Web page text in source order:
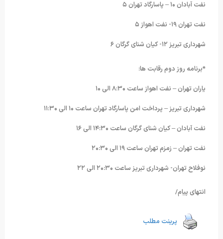
نفت آبادان ۱۰ – پاسارگاد تهران ۵
نفت تهران ۱۹- نفت اهواز ۵
شهرداری تبریز ۱۲- کیان شنای گرگان ۶
*برنامه روز دوم رقابت ها:
یاران تهران – نفت اهواز ساعت ۸:۳۰ الی ۱۰
شهرداری تبریز – پرداخت امن پاسارگاد تهران ساعت ۱۰ الی ۱۱:۳۰
نفت آبادان – کیان شنای گرگان ساعت ۱۴:۳۰ الی ۱۶
نفت تهران – زمزم تهران ساعت ۱۹ الی ۲۰:۳۰
نوفلاح تهران- شهرداری تبریز ساعت ۲۰:۳۰ الی ۲۲
انتهای پیام/
پرینت مطلب